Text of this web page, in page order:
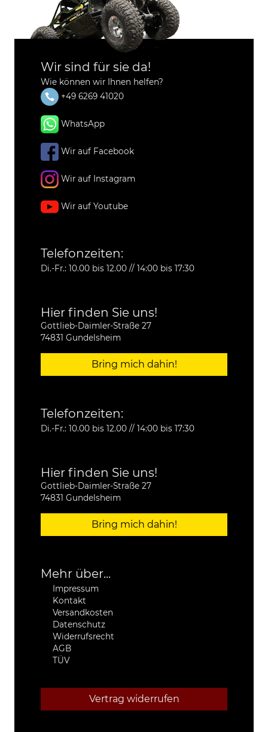
Wir sind für sie da!
Wie können wir Ihnen helfen?
+49 6269 41020
WhatsApp
Wir auf Facebook
Wir auf Instagram
Wir auf Youtube
Telefonzeiten:
Di.-Fr.: 10.00 bis 12.00 // 14:00 bis 17:30
Hier finden Sie uns!
Gottlieb-Daimler-Straße 27
74831 Gundelsheim
Bring mich dahin!
Telefonzeiten:
Di.-Fr.: 10.00 bis 12.00 // 14:00 bis 17:30
Hier finden Sie uns!
Gottlieb-Daimler-Straße 27
74831 Gundelsheim
Bring mich dahin!
Mehr über...
Impressum
Kontakt
Versandkosten
Datenschutz
Widerrufsrecht
AGB
TÜV
Vertrag widerrufen